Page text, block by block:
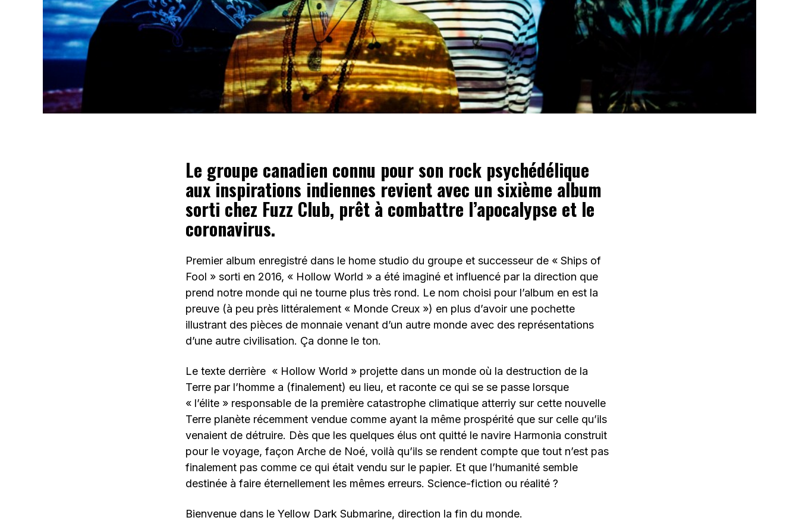
Le groupe canadien connu pour son rock psychédélique
aux inspirations indiennes revient avec un sixième album
sorti chez Fuzz Club, prêt à combattre l’apocalypse et le
coronavirus.
Premier album enregistré dans le home studio du groupe et successeur de « Ships of
Fool » sorti en 2016, « Hollow World » a été imaginé et influencé par la direction que
prend notre monde qui ne tourne plus très rond. Le nom choisi pour l’album en est la
preuve (à peu près littéralement « Monde Creux ») en plus d’avoir une pochette
illustrant des pièces de monnaie venant d’un autre monde avec des représentations
d’une autre civilisation. Ça donne le ton.
Le texte derrière « Hollow World » projette dans un monde où la destruction de la
Terre par l’homme a (finalement) eu lieu, et raconte ce qui se se passe lorsque
« l’élite » responsable de la première catastrophe climatique atterriy sur cette nouvelle
Terre planète récemment vendue comme ayant la même prospérité que sur celle qu’ils
venaient de détruire. Dès que les quelques élus ont quitté le navire Harmonia construit
pour le voyage, façon Arche de Noé, voilà qu’ils se rendent compte que tout n’est pas
finalement pas comme ce qui était vendu sur le papier. Et que l’humanité semble
destinée à faire éternellement les mêmes erreurs. Science-fiction ou réalité ?
Bienvenue dans le Yellow Dark Submarine, direction la fin du monde.